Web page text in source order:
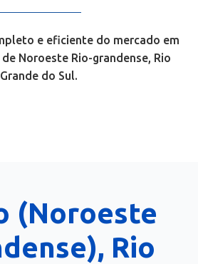
e eficiente do mercado em
Noroeste Rio-grandense, Rio
Grande do Sul.
(Noroeste
Rio